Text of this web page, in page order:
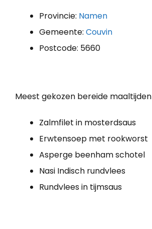
Provincie: Namen
Gemeente: Couvin
Postcode: 5660
Meest gekozen bereide maaltijden
Zalmfilet in mosterdsaus
Erwtensoep met rookworst
Asperge beenham schotel
Nasi Indisch rundvlees
Rundvlees in tijmsaus